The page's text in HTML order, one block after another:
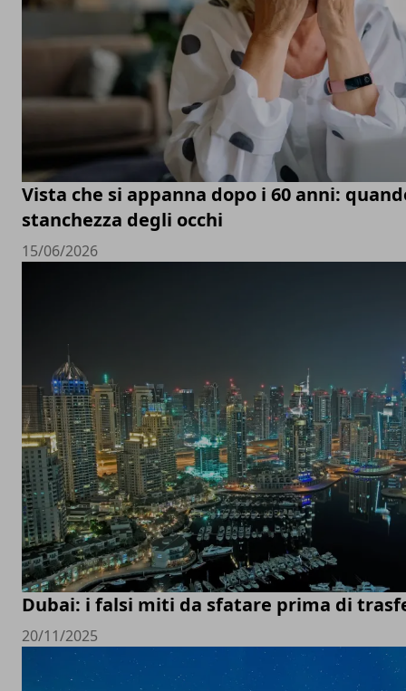
Vista che si appanna dopo i 60 anni:
stanchezza degli occhi
15/06/2026
Dubai: i falsi miti da sfatare prima di
20/11/2025